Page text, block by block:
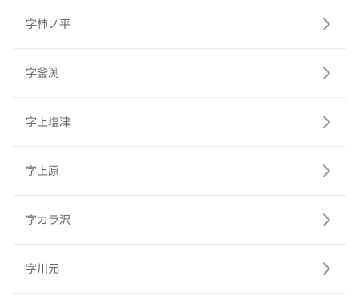
字柿ノ平
字釜渕
字上塩津
字上原
字カラ沢
字川元